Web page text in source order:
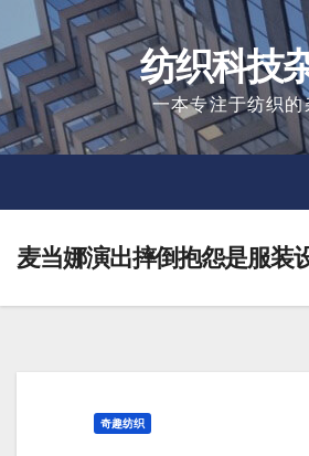
to
content
纺织科技
一本专注于纺织的
麦当娜演出摔倒抱怨是服装
奇趣纺织